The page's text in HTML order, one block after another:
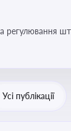
регулювання
— від управління
Усі публікації